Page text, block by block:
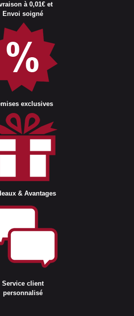
à 0,01€ et
Envoi soigné
exclusives
& Avantages
Service client
personnalisé